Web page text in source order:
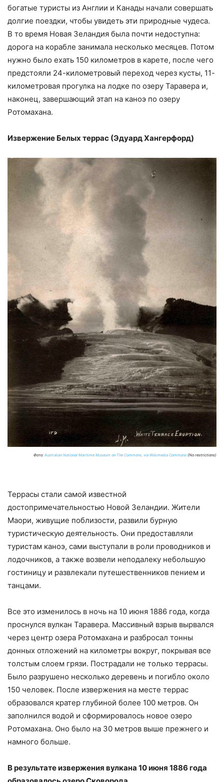
богатые туристы из Англии и Канады начали совершать
долгие поездки, чтобы увидеть эти природные чудеса.
В то время Новая Зеландия была почти недоступна:
дорога на корабле занимала несколько месяцев. Потом
нужно было ехать 150 километров в карете, после чего
предстояли 24-километровый переход через кусты, 11-
километровая прогулка на лодке по озеру Таравера и,
наконец, завершающий этап на каноэ по озеру
Ротомахана.
Извержение Белых террас (Эдуард Хангерфорд)
Фото: Australian National Maritime Museum on The Commons, via Wikimedia Commons (No restrictions)
Террасы стали самой известной
достопримечательностью Новой Зеландии. Жители
Маори, живущие поблизости, развили бурную
туристическую деятельность. Они предоставляли
туристам каноэ, сами выступали в роли проводников и
лодочников, а также возвели неподалеку небольшую
гостиницу и развлекали путешественников пением и
танцами.
Все это изменилось в ночь на 10 июня 1886 года, когда
проснулся вулкан Таравера. Массивный взрыв вырвался
через центр озера Ротомахана и разбросал тонны
донных отложений на километры вокруг, покрывая все
толстым слоем грязи. Пострадали не только террасы.
Было разрушено несколько деревень и погибло около
150 человек. После извержения на месте террас
образовался кратер глубиной более 100 метров. Он
заполнился водой и сформировалось новое озеро
Ротомахана. Оно было на 30 метров выше прежнего и
намного больше.
В результате извержения вулкана 10 июня 1886 года